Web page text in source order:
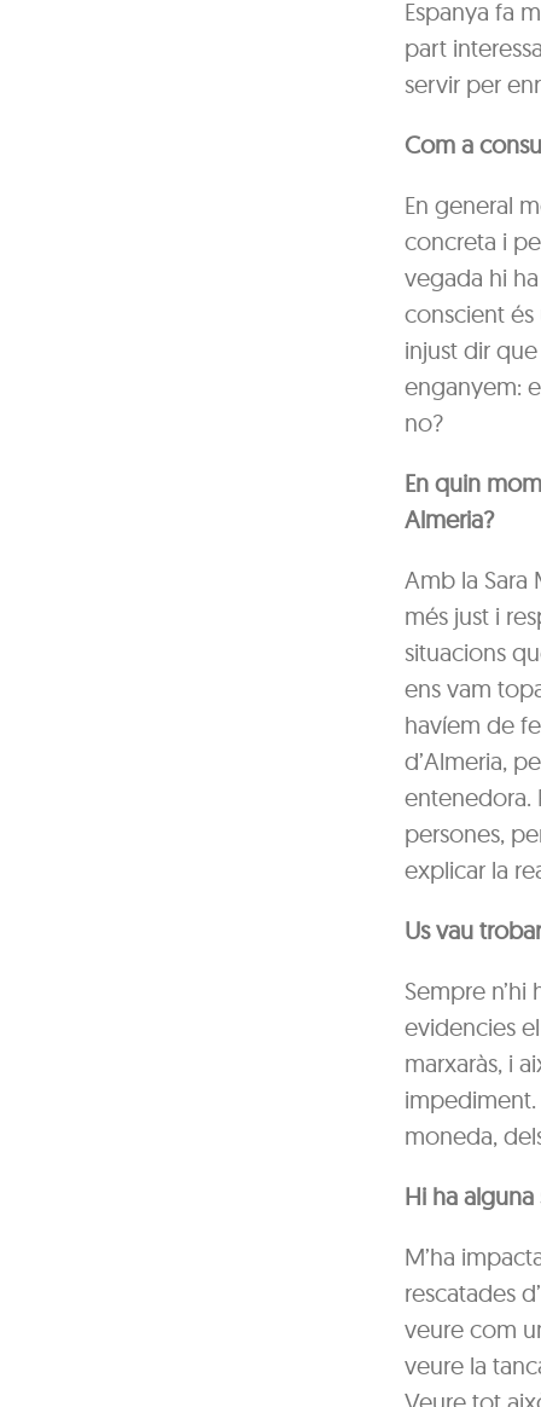
Espanya fa
part
servir per
Com a
En general
concreta i
vegada hi
conscient
injust dir
enganyem:
no?
En quin
Almeria?
Amb la Sara
més just i
situacions
ens vam
havíem de
d’Almeria,
entenedora.
persones,
explicar la
Us vau
Sempre
evidencies
marxaràs, i
impediment.
moneda,
Hi ha
M’ha
rescatades
veure com
veure la